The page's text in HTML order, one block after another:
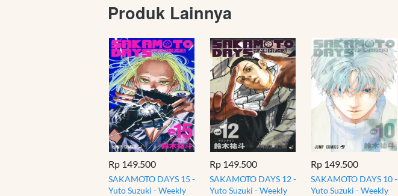
Produk Lainnya
Rp 149.500
SAKAMOTO DAYS 15 -
Yuto Suzuki - Weekly
Rp 149.500
SAKAMOTO DAYS 12 -
Yuto Suzuki - Weekly
Rp 149.500
SAKAMOTO DAYS 10 -
Yuto Suzuki - Weekly